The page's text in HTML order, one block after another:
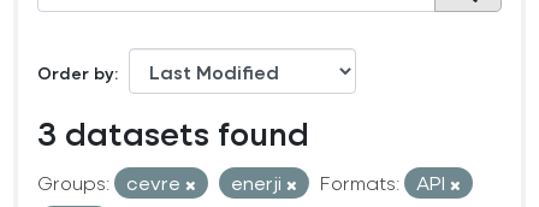
Order by
3 datasets found
Groups: cevre enerji Formats:
API